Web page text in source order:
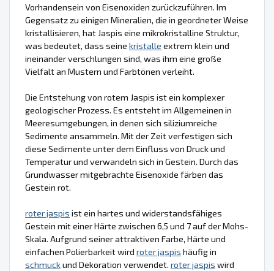
Vorhandensein von Eisenoxiden zurückzuführen. Im
Gegensatz zu einigen Mineralien, die in geordneter Weise
kristallisieren, hat Jaspis eine mikrokristalline Struktur,
was bedeutet, dass seine kristalle extrem klein und
ineinander verschlungen sind, was ihm eine große
Vielfalt an Mustern und Farbtönen verleiht.
Die Entstehung von rotem Jaspis ist ein komplexer
geologischer Prozess. Es entsteht im Allgemeinen in
Meeresumgebungen, in denen sich siliziumreiche
Sedimente ansammeln. Mit der Zeit verfestigen sich
diese Sedimente unter dem Einfluss von Druck und
Temperatur und verwandeln sich in Gestein. Durch das
Grundwasser mitgebrachte Eisenoxide färben das
Gestein rot.
roter jaspis ist ein hartes und widerstandsfähiges
Gestein mit einer Härte zwischen 6,5 und 7 auf der Mohs-
Skala. Aufgrund seiner attraktiven Farbe, Härte und
einfachen Polierbarkeit wird roter jaspis häufig in
schmuckund Dekoration verwendet. roter jaspis wird